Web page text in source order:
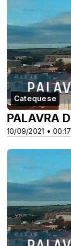
Catequese
10/09/2021 • 00:17
PALAVRA